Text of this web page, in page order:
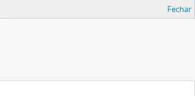
Fechar